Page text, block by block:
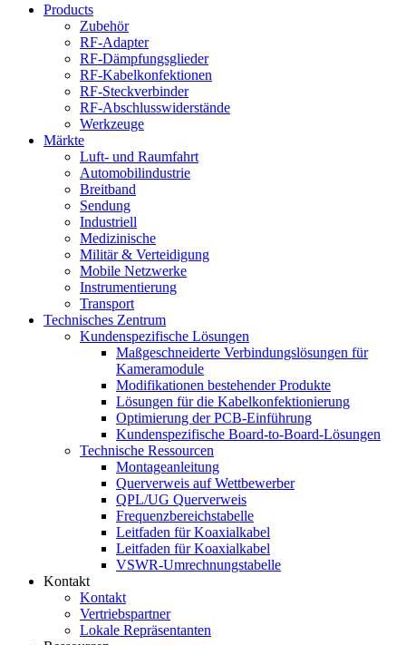
Products
Zubehör
RF-Adapter
RF-Dämpfungsglieder
RF-Kabelkonfektionen
RF-Steckverbinder
RF-Abschlusswiderstände
Werkzeuge
Märkte
Luft- und Raumfahrt
Automobilindustrie
Breitband
Sendung
Industriell
Medizinische
Militär & Verteidigung
Mobile Netzwerke
Instrumentierung
Transport
Technisches Zentrum
Kundenspezifische Lösungen
Maßgeschneiderte Verbindungslösungen für
Kameramodule
Modifikationen bestehender Produkte
Lösungen für die Kabelkonfektionierung
Optimierung der PCB-Einführung
Kundenspezifische Board-to-Board-Lösungen
Technische Ressourcen
Montageanleitung
Querverweis auf Wettbewerber
QPL/UG Querverweis
Frequenzbereichstabelle
Leitfaden für Koaxialkabel
Leitfaden für Koaxialkabel
VSWR-Umrechnungstabelle
Kontakt
Kontakt
Vertriebspartner
Lokale Repräsentanten